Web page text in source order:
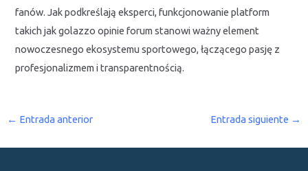
fanów. Jak podkreślają eksperci, funkcjonowanie platform
takich jak golazzo opinie forum stanowi ważny element
nowoczesnego ekosystemu sportowego, łączącego pasję z
profesjonalizmem i transparentnością.
← Entrada anterior Entrada siguiente →